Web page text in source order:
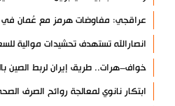
عراقجي: مفاوضات هرمز مع عُمان في
انصارالله تستهدف تحشيدات موالية
خواف–هرات.. طريق إيران لربط الصين
ابتكار نانوي لمعالجة روائح الصرف